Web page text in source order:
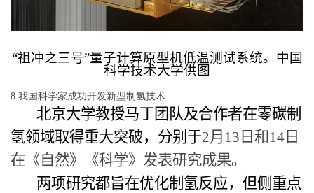
“祖冲之三号”量子计算原型机低温测试系统。中国
科学技术大学供图
8.我国科学家成功开发新型制氢技术
北京大学教授马丁团队及合作者在零碳制
氢领域取得重大突破，分别于2月 13 日和 14 日
在《自然》《科学》发表研究成果。
两项研究都旨在优化制氢反应，但侧重点